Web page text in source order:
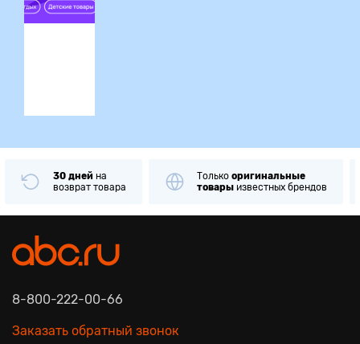
30 дней на
возврат товара
Только оригинальные
товары известных брендов
8-800-222-00-66
Заказать обратный звонок